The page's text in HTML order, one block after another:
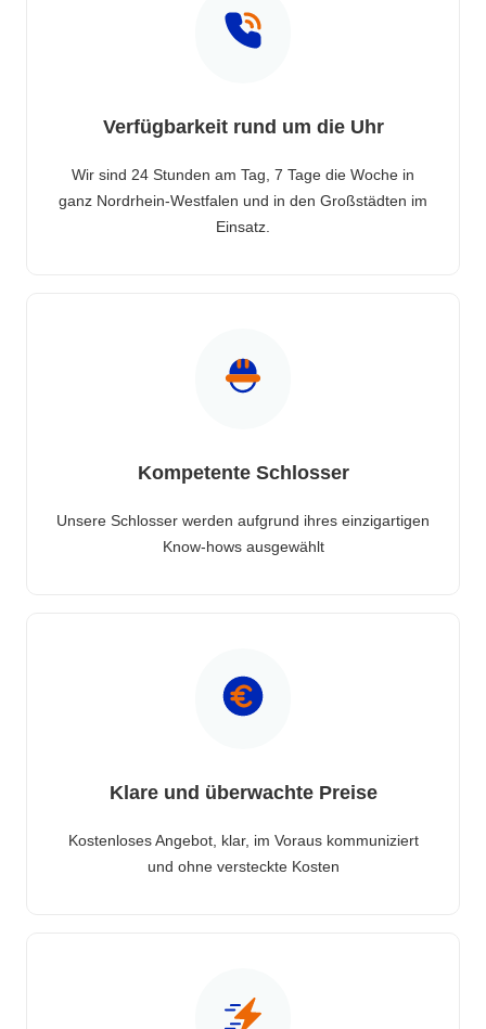
Verfügbarkeit rund um die Uhr
Wir sind 24 Stunden am Tag, 7 Tage die Woche in
ganz Nordrhein-Westfalen und in den Großstädten im
Einsatz.
Kompetente Schlosser
Unsere Schlosser werden aufgrund ihres einzigartigen
Know-hows ausgewählt
Klare und überwachte Preise
Kostenloses Angebot, klar, im Voraus kommuniziert
und ohne versteckte Kosten